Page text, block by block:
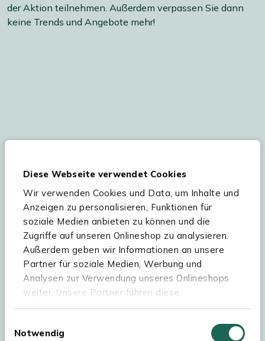
Diese Webseite verwendet Cookies
Wir verwenden Cookies und Data, um Inhalte und
Anzeigen zu personalisieren, Funktionen für
soziale Medien anbieten zu können und die
Zugriffe auf unseren Onlineshop zu analysieren.
Außerdem geben wir Informationen an unsere
Partner für soziale Medien, Werbung und
Analysen zur Verwendung unseres Onlineshops
weiter. Unsere Partner führen diese
Informationen möglicherweise mit weiteren
haben oder die sie im Rahmen Ihrer Nutzung der
Notwendig
der Aktion teilnehmen. Außerdem verpassen Sie dann
keine Trends und Angebote mehr!
Einstellungenverarbeitet. Abmeldung jederzeit
möglich.
Teilnahmebedingungen Gutscheinaktion lesen.
Hilfe & Service
Sortiment
Kees Smit Gartenmöbel